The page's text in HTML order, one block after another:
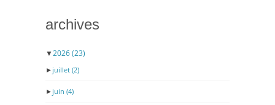
archives
▼2026(23)
► juillet (2)
► juin (4)